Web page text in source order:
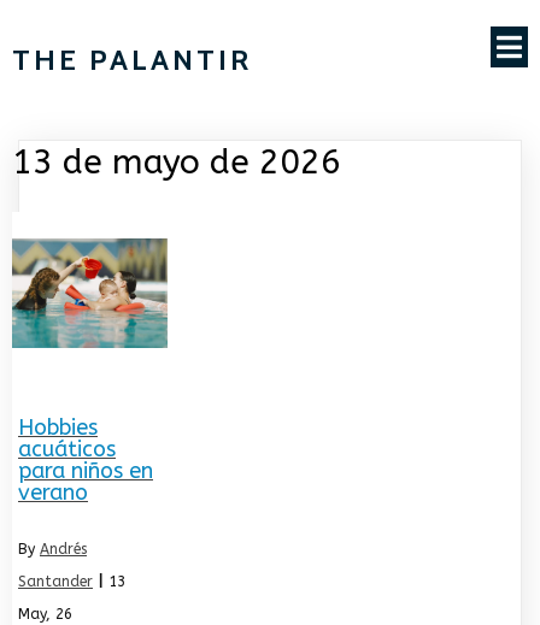
THE PALANTIR
13 de mayo de 2026
Hobbies
acuáticos
para niños en
verano
By Andrés
Santander
13
May, 26